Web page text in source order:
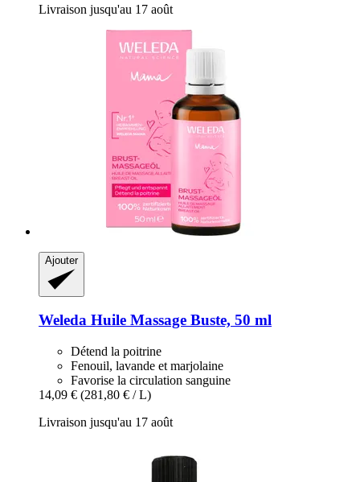
Livraison jusqu'au 17 août
Ajouter
Weleda Huile Massage Buste, 50 ml
Détend la poitrine
Fenouil, lavande et marjolaine
Favorise la circulation sanguine
14,09 € (281,80 € / L)
Livraison jusqu'au 17 août